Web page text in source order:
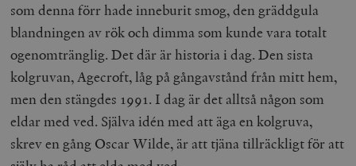
som denna förr hade inneburit smog, den gräddgula
blandningen av rök och dimma som kunde vara totalt
ogenomtränglig. Det där är historia i dag. Den sista
kolgruvan, Agecroft, låg på gångavstånd från mitt hem,
men den stängdes 1991. I dag är det alltså någon som
eldar med ved. Själva idén med att äga en kolgruva,
skrev en gång Oscar Wilde, är att tjäna tillräckligt för att